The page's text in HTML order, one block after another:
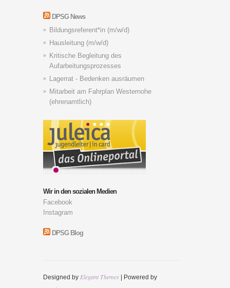
DPSG News
Bildungsreferent*in (m/w/d)
Hausleitung (m/w/d)
Kritische Begleitung des
Aufarbeitungsprozesses
Lagerrat - Bedenken ausräumen
Mitarbeit am Fahrplan Westernohe
(ehrenamtlich)
Wir in den sozialen Medien
Facebook
Instagram
DPSG Blog
Designed by Elegant Themes | Powered by